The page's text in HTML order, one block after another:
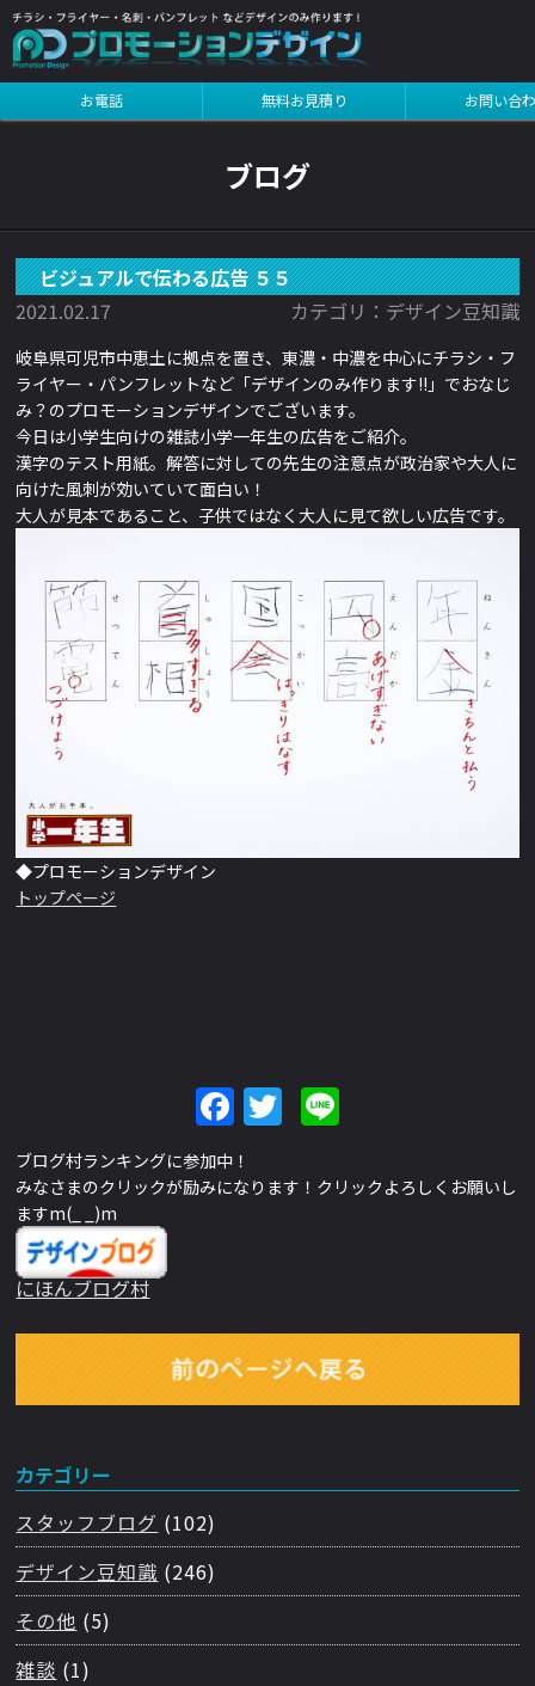
お電話 無料お見積り お問い合
ンを見る
ブログ
ビジュアルで伝わる広告 ５５
2021.02.17
カテゴリ：デザイン豆知識
岐阜県可児市中恵土に拠点を置き、東濃・中濃を中心にチラシ・フ
ライヤー・パンフレットなど「デザインのみ作ります!!」でおなじ
み？のプロモーションデザインでございます。
今日は小学生向けの雑誌小学一年生の広告をご紹介。
漢字のテスト用紙。解答に対しての先生の注意点が政治家や大人に
向けた風刺が効いていて面白い！
大人が見本であること、子供ではなく大人に見て欲しい広告です。
◆プロモーションデザイン
トップページ
Facebook
Twitter
ブログ村ランキングに参加中！
みなさまのクリックが励みになります！クリックよろしくお願いし
ますm(_ _)m
にほんブログ村
カテゴリー
スタッフブログ (102)
デザイン豆知識 (246)
その他 (5)
雑談 (1)